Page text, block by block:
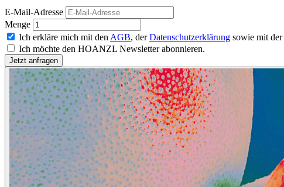
E-Mail-Adresse
Menge
Ich erkläre mich mit den AGB, derDatenschutzerklärung sowie mit der
Ich möchte den HOANZL Newsletter abonnieren.